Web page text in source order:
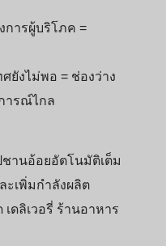
การผู้บริโภค =
ยังไม่พอ = ช่องว่าง
ารณ์ไกล
านอ้อยอัตโนมัติเต็ม
ะเพิ่มกำลังผลิต
เดลิเวอรี่ ร้านอาหาร